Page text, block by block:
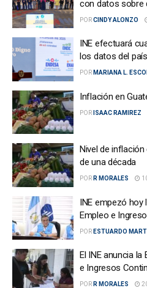
con datos sobre
PORCINDY ALONZO
INE efectuará
los datos del país
POR MARIANA L.
Inflación en
POR ISAAC RAMIREZ
Nivel de
de una década
POR R MORALES
INE empezó hoy
Empleo e
POR ESTUARDO
El INE anuncia
e Ingresos
POR R MORALES